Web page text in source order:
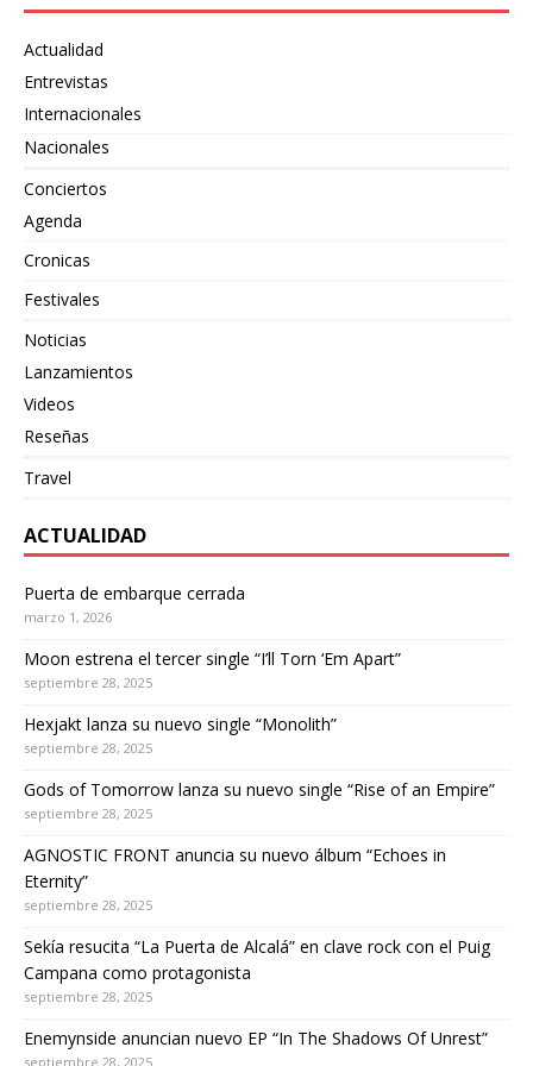
Actualidad
Entrevistas
Internacionales
Nacionales
Conciertos
Agenda
Cronicas
Festivales
Noticias
Lanzamientos
Videos
Reseñas
Travel
ACTUALIDAD
Puerta de embarque cerrada
marzo 1, 2026
Moon estrena el tercer single “I’ll Torn ‘Em Apart”
septiembre 28, 2025
Hexjakt lanza su nuevo single “Monolith”
septiembre 28, 2025
Gods of Tomorrow lanza su nuevo single “Rise of an Empire”
septiembre 28, 2025
AGNOSTIC FRONT anuncia su nuevo álbum “Echoes in
Eternity”
septiembre 28, 2025
Sekía resucita “La Puerta de Alcalá” en clave rock con el Puig
Campana como protagonista
septiembre 28, 2025
Enemynside anuncian nuevo EP “In The Shadows Of Unrest”
septiembre 28, 2025